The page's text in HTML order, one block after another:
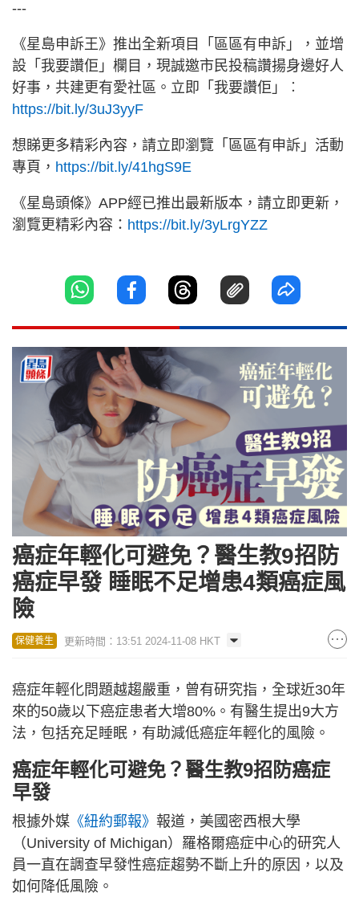
---
《星島申訴王》推出全新項目「區區有申訴」，並增
設「我要讚佢」欄目，現誠邀市民投稿讚揚身邊好人
好事，共建更有愛社區。立即「我要讚佢」︰
https://bit.ly/3uJ3yyF
想睇更多精彩內容，請立即瀏覽「區區有申訴」活動
專頁， https://bit.ly/41hgS9E
《星島頭條》APP經已推出最新版本，請立即更新，
瀏覽更精彩內容： https://bit.ly/3yLrgYZZ
癌症年輕化可避免？醫生教9招防
癌症早發 睡眠不足增患4類癌症風
險
保健養生 更新時間：13:51 2024-11-08 HKT
癌症年輕化問題越趨嚴重，曾有研究指，全球近30年
來的50歲以下癌症患者大增80%。有醫生提出9大方
法，包括充足睡眠，有助減低癌症年輕化的風險。
癌症年輕化可避免？醫生教9招防癌症
早發
根據外媒 《紐約郵報》 報道，美國密西根大學
（University of Michigan）羅格爾癌症中心的研究人
員一直在調查早發性癌症趨勢不斷上升的原因，以及
如何降低風險。